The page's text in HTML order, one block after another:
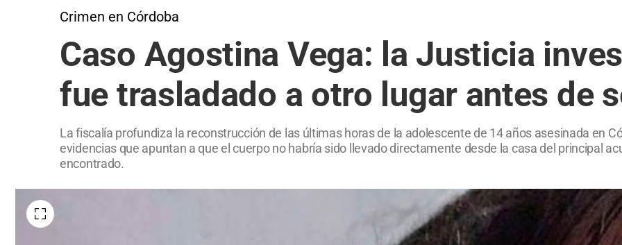
Crimen en Córdoba
Caso Agostina Vega: la Justicia
fue trasladado a otro lugar antes de
La fiscalía profundiza la reconstrucción de las últimas horas de la adolescente de 14 años asesinada en
evidencias que apuntan a que el cuerpo no habría sido llevado directamente desde la casa del principal
encontrado.